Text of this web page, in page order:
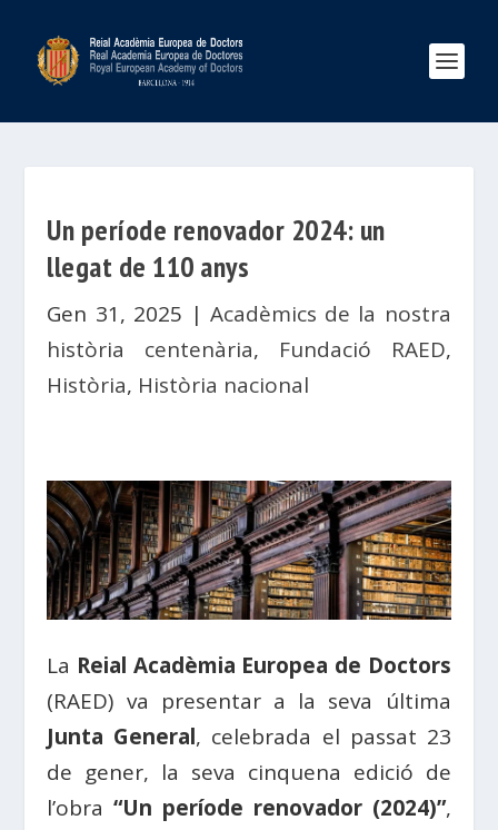
Un període renovador 2024: un
llegat de 110 anys
Gen 31, 2025 |Acadèmics de la nostra
història centenària, Fundació RAED,
Història, Història nacional
La Reial Acadèmia Europea de Doctors
(RAED) va presentar a la seva última
Junta General, celebrada el passat 23
de gener, la seva cinquena edició de
l’obra“Un període renovador (2024)”,